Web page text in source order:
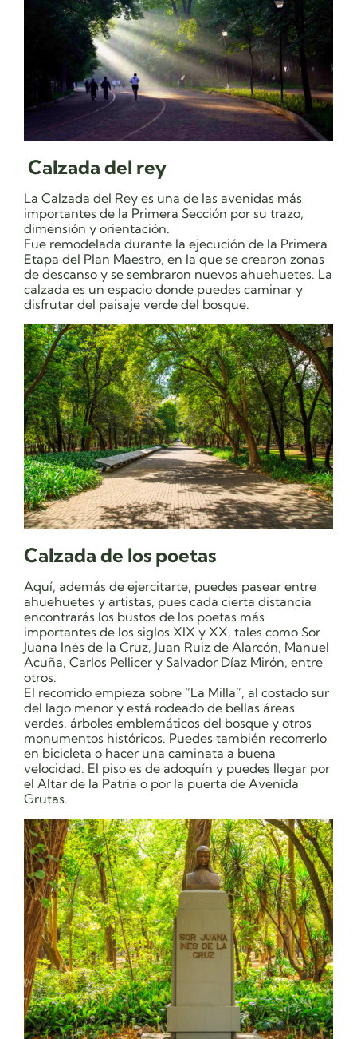
Calzada del rey
La Calzada del Rey es una de las avenidas más
importantes de la Primera Sección por su trazo,
dimensión y orientación.
Fue remodelada durante la ejecución de la Primera
Etapa del Plan Maestro, en la que se crearon zonas
de descanso y se sembraron nuevos ahuehuetes. La
calzada es un espacio donde puedes caminar y
disfrutar del paisaje verde del bosque.
Calzada de los poetas
Aquí, además de ejercitarte, puedes pasear entre
ahuehuetes y artistas, pues cada cierta distancia
encontrarás los bustos de los poetas más
importantes de los siglos XIX y XX, tales como Sor
Juana Inés de la Cruz, Juan Ruiz de Alarcón, Manuel
Acuña, Carlos Pellicer y Salvador Díaz Mirón, entre
otros.
El recorrido empieza sobre “La Milla”, al costado sur
del lago menor y está rodeado de bellas áreas
verdes, árboles emblemáticos del bosque y otros
monumentos históricos. Puedes también recorrerlo
en bicicleta o hacer una caminata a buena
velocidad. El piso es de adoquín y puedes llegar por
el Altar de la Patria o por la puerta de Avenida
Grutas.